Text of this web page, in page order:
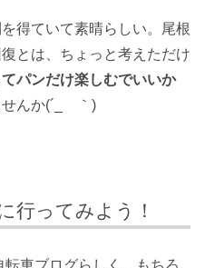
得ていて素晴らしい。尾根
とは、ちょっと考えただけ
パンだけ楽しむでいいか
んか(´_ゝ｀)
行ってみよう！